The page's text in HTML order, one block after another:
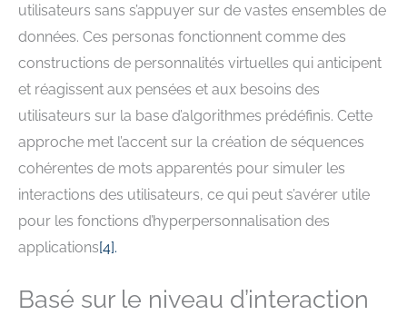
utilisateurs sans s’appuyer sur de vastes ensembles de
données. Ces personas fonctionnent comme des
constructions de personnalités virtuelles qui anticipent
et réagissent aux pensées et aux besoins des
utilisateurs sur la base d’algorithmes prédéfinis. Cette
approche met l’accent sur la création de séquences
cohérentes de mots apparentés pour simuler les
interactions des utilisateurs, ce qui peut s’avérer utile
pour les fonctions d’hyperpersonnalisation des
applications[4].
Basé sur le niveau d’interaction